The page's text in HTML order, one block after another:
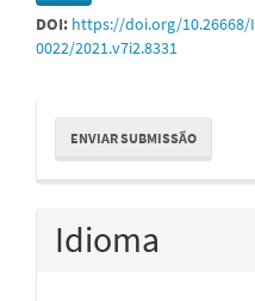
DOI: https://doi.org/
0022/2021.v7i2.8331
Enviar
Submissão
ENVIAR SUBMISSÃO
Idioma